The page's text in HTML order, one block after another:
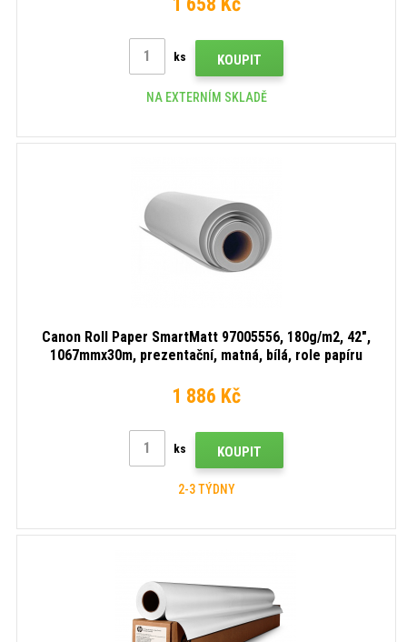
ks KOUPIT
NA EXTERNÍM SKLADĚ
Canon Roll Paper SmartMatt 97005556, 180g/m2, 42",
1067mmx30m, prezentační, matná, bílá, role papíru
1 886 Kč
ks KOUPIT
2-3 TÝDNY